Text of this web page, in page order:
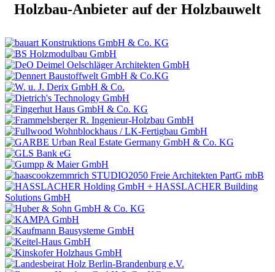
Holzbau-Anbieter auf der Holzbauwelt